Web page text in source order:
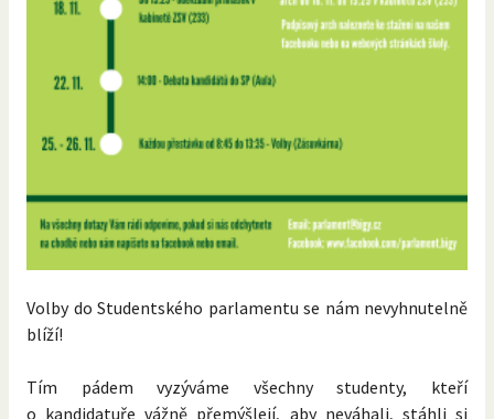
Volby do Studentského parlamentu se nám nevyhnutelně
blíží!
Tím pádem vyzýváme všechny studenty, kteří
o kandidatuře vážně přemýšlejí, aby neváhali, stáhli si